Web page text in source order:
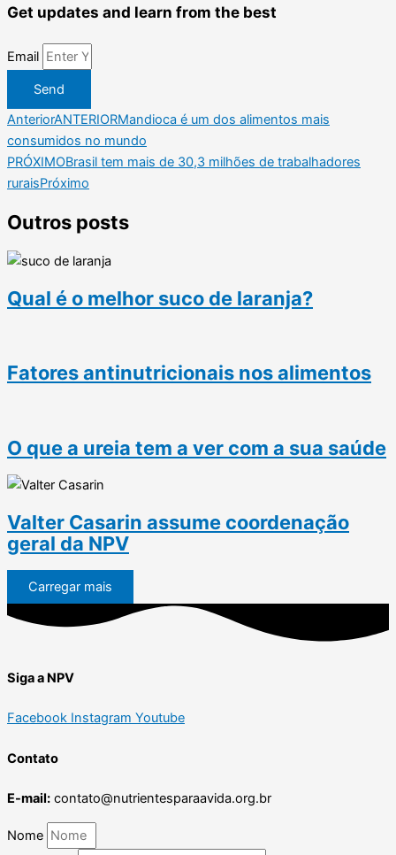
Get updates and learn from the best
Email
Send
AnteriorANTERIORMandioca é um dos alimentos mais
consumidos no mundo
PRÓXIMOBrasil tem mais de 30,3 milhões de trabalhadores
ruraisPróximo
Outros posts
Qual é o melhor suco de laranja?
Fatores antinutricionais nos alimentos
O que a ureia tem a ver com a sua saúde
Valter Casarin assume coordenação
geral da NPV
Carregar mais
Siga a NPV
Facebook Instagram Youtube
Contato
E-mail: contato@nutrientesparaavida.org.br
Nome